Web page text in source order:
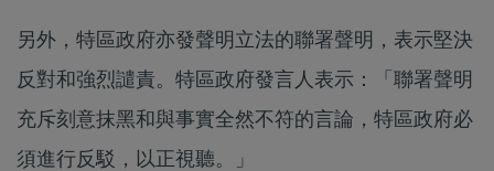
另外，特區政府亦發聲明立法的聯署聲明，表示堅決
反對和強烈譴責。特區政府發言人表示：「聯署聲明
充斥刻意抹黑和與事實全然不符的言論，特區政府必
須進行反駁，以正視聽。」